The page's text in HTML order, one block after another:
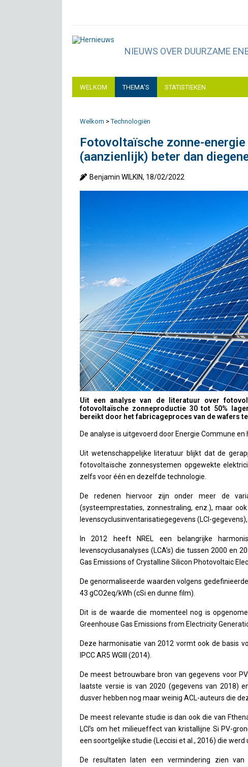
NIEUWS OVER DUURZAME
WELKOM THEMA'S STATISTIEKEN
Welkom >Technologiën
Fotovoltaïsche zonne-
(aanzienlijk) beter dan
Benjamin WILKIN, 18/02/2022
Uit een analyse van de literatuur over
fotovoltaïsche zonneproductie 30 tot 50%
bereikt door het fabricageproces van de wafers
De analyse is uitgevoerd door Energie Commune
Uit wetenschappelijke literatuur blijkt dat de
fotovoltaïsche zonnesystemen opgewekte
zelfs voor één en dezelfde technologie.
De redenen hiervoor zijn onder meer de
(systeemprestaties, zonnestraling, enz.), maar
levenscyclusinventarisatiegegevens (LCI-
In 2012 heeft NREL een belangrijke
levenscyclusanalyses (LCA’s) die tussen 2000 en
Gas Emissions of Crystalline Silicon Photovoltaic
De genormaliseerde waarden volgens
43 gCO2eq/kWh (cSi en dunne film).
Dit is de waarde die momenteel nog is
Greenhouse Gas Emissions from Electricity
Deze harmonisatie van 2012 vormt ook de basis
IPCC AR5 WGIII (2014).
De meest betrouwbare bron van gegevens voor
laatste versie is van 2020 (gegevens van 2018)
dusver hebben nog maar weinig ACL-auteurs die
De meest relevante studie is dan ook die van
LCI’s om het milieueffect van kristallijne Si PV-
een soortgelijke studie (Leccisi et al., 2016) die
De resultaten laten een vermindering zien